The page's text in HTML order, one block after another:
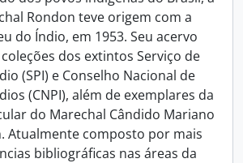
Rondon teve origem com a
do Índio, em 1953. Seu acervo
dos extintos Serviço de
(SPI) e Conselho Nacional de
(CNPI), além de exemplares da
do Marechal Cândido Mariano
Atualmente composto por mais
bibliográficas nas áreas da